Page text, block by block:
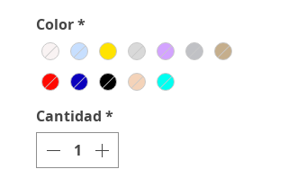
Color*
Cantidad *